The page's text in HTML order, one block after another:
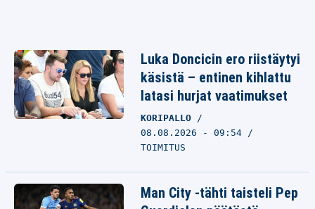
Luka Doncicin ero riistäytyi
käsistä – entinen kihlattu
latasi hurjat vaatimukset
KORIPALLO
08.08.2026 - 09:54
TOIMITUS
Man City -tähti taisteli Pep